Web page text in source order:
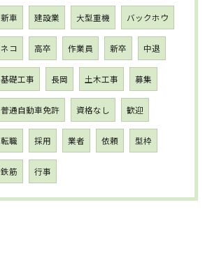
新車 建設業 大型重機 バックホウ
ネコ 高卒 作業員 新卒 中退
基礎工事 長岡 土木工事 募集
普通自動車免許 資格なし 歓迎
転職 採用 業者 依頼 型枠
鉄筋 行事